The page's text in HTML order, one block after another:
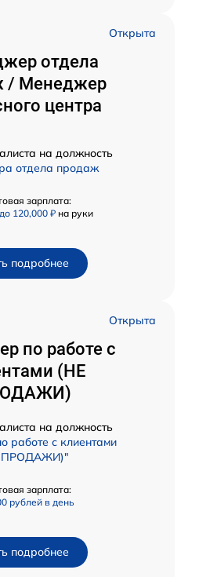
Открыта
отдела
/ Менеджер
центра
на должность
отдела продаж
зарплата:
120,000 ₽ на руки
подробнее
Открыта
по работе с
(НЕ
на должность
работе с клиентами
ПРОДАЖИ)"
зарплата:
рублей в день
подробнее